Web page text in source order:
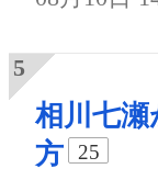
相川七瀬
方
25